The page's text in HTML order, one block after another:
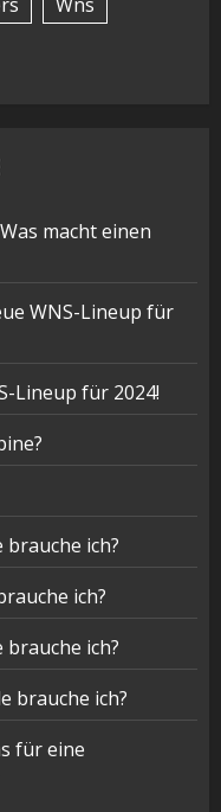
macht einen
WNS-Lineup für
Lineup für 2024!
ich?
ich?
ich?
brauche ich?
für eine